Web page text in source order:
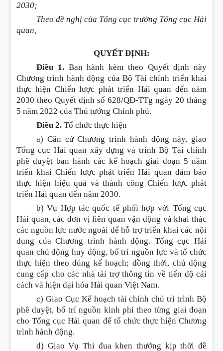
2030;
Theo đề nghị của Tổng cục trưởng Tổng cục Hải
quan,
QUYẾT ĐỊNH:
Điều 1. Ban hành kèm theo Quyết định này
Chương trình hành động của Bộ Tài chính triển khai
thực hiện Chiến lược phát triển Hải quan đến năm
2030 theo Quyết định số 628/QĐ-TTg ngày 20 tháng
5 năm 2022 của Thủ tướng Chính phủ.
Điều 2. Tổ chức thực hiện
a) Căn cứ Chương trình hành động này, giao
Tổng cục Hải quan xây dựng và trình Bộ Tài chính
phê duyệt ban hành các kế hoạch giai đoạn 5 năm
triển khai Chiến lược phát triển Hải quan đảm bảo
thực hiện hiệu quả và thành công Chiến lược phát
triển Hải quan đến năm 2030.
b) Vụ Hợp tác quốc tế phối hợp với Tổng cục
Hải quan, các đơn vị liên quan vận động và khai thác
các nguồn lực nước ngoài đểhỗ trợ triển khai các nội
dung của Chương trình hành động. Tổng cục Hải
quan chủ động huy động, bố trí nguồn lực và tổ chức
thực hiện theo đúng kế hoạch; đồng thời, chủ động
cung cấp cho các nhà tài trợ thông tin về tiến độ cải
cách và hiện đại hóa Hải quan Việt Nam.
c) Giao Cục Kế hoạch tài chính chủ trì trình Bộ
phê duyệt, bố trí nguồn kinh phí theo từng giai đoạn
cho Tổng cục Hải quan để tổ chức thực hiện Chương
trình hành động.
d) Giao Vụ Thi đua khen thưởng kịp thời đề